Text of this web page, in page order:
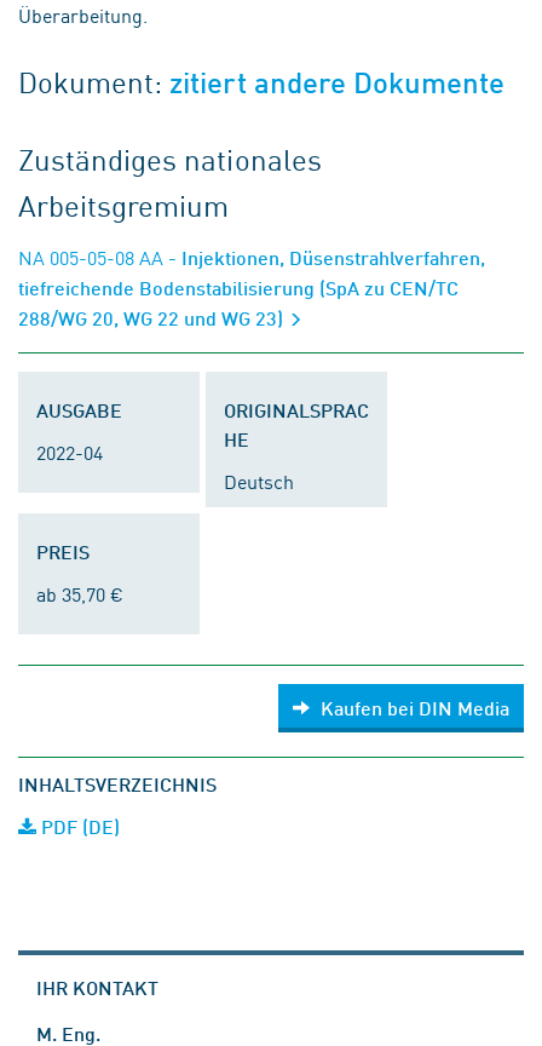
Überarbeitung.
Dokument: zitiert andere Dokumente
Zuständiges nationales
Arbeitsgremium
NA 005-05-08 AA - Injektionen, Düsenstrahlverfahren,
tiefreichende Bodenstabilisierung (SpA zu CEN/TC
288/WG 20, WG 22 und WG 23)
AUSGABE
2022-04
ORIGINALSPRAC
HE
Deutsch
PREIS
ab 35,70 €
Kaufen bei DIN Media
INHALTSVERZEICHNIS
PDF (DE)
IHR KONTAKT
M. Eng.